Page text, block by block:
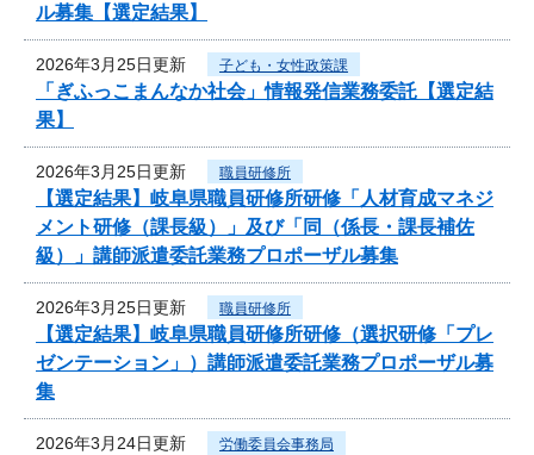
ル募集【選定結果】
2026年3月25日更新 子ども・女性政策課
「ぎふっこまんなか社会」情報発信業務委託【選定結
果】
2026年3月25日更新 職員研修所
【選定結果】岐阜県職員研修所研修「人材育成マネジ
メント研修（課長級）」及び「同（係長・課長補佐
級）」講師派遣委託業務プロポーザル募集
2026年3月25日更新 職員研修所
【選定結果】岐阜県職員研修所研修（選択研修「プレ
ゼンテーション」）講師派遣委託業務プロポーザル募
集
2026年3月24日更新 労働委員会事務局